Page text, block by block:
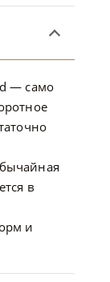
— само
в
и